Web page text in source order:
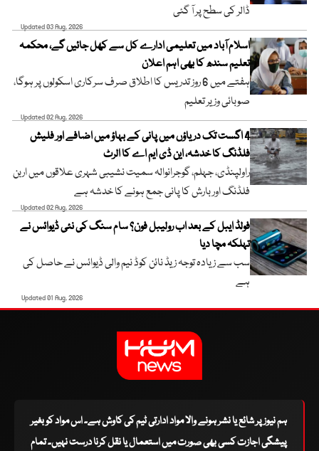
ڈالر کی سطح پر آ گئی
Updated 03 Aug, 2026
اسلام آباد میں تعلیمی ادارے کل سے کھل جائیں گے، محکمہ
تعلیم سندھ کا بھی اہم اعلان
ہفتے میں 6 روز تدریس کا اطلاق صرف سرکاری اسکولوں پر ہوگا،
صوبائی وزیر تعلیم
Updated 02 Aug, 2026
4 اگست تک دریاؤں میں پانی کے بہاؤ میں اضافے اور فلیش
فلڈنگ کا خدشہ، این ڈی ایم اے کا الرٹ
راولپنڈی، جہلم، گوجرانوالہ سمیت نشیبی شہری علاقوں میں اربن
فلڈنگ اور بارش کا پانی جمع ہونے کا خدشہ ہے
Updated 02 Aug, 2026
فولڈ ایبل کے بعد اب رولیبل فون؟ سام سنگ کی نئی ڈیوائس نے
تہلکہ مچا دیا
سب سے زیادہ توجہ زیڈ نائن کوڈ نیم والی ڈیوائس نے حاصل کی
ہے
Updated 01 Aug, 2026
ہم نیوز پر شائع یا نشر ہونے والا مواد ادارتی ٹیم کی کاوش ہے۔ اس مواد کو بغیر
پیشگی اجازت کسی بھی صورت میں استعمال یا نقل کرنا درست نہیں۔ تمام